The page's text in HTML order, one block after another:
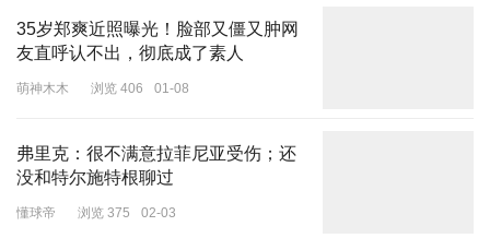
35岁郑爽近照曝光！脸部又僵又肿网
友直呼认不出，彻底成了素人
萌神木木 浏览 406 01-08
弗里克：很不满意拉菲尼亚受伤；还
没和特尔施特根聊过
懂球帝 浏览 375 02-03